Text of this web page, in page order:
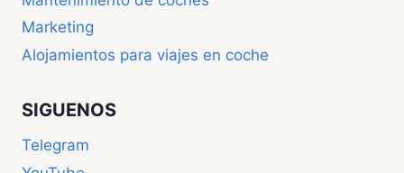
Marketing
Alojamientos para viajes en coche
SIGUENOS
Telegram